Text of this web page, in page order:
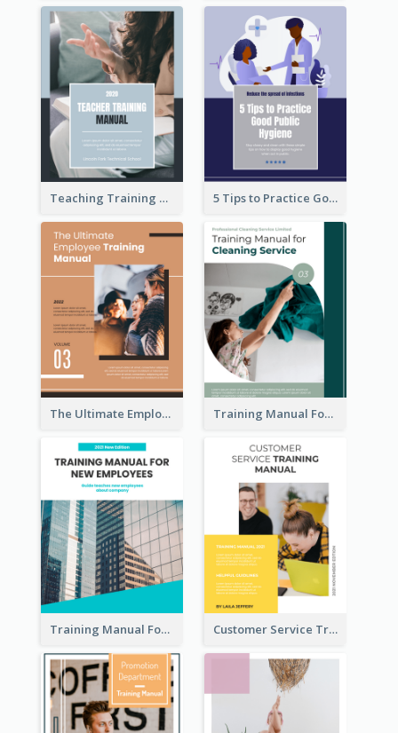
Teaching Training Manual 5 Tips to Practice Good Public Hygiene
The Ultimate Employee Training Manual Training Manual For Cleaning Service
Training Manual For New Employee Customer Service Training Manual